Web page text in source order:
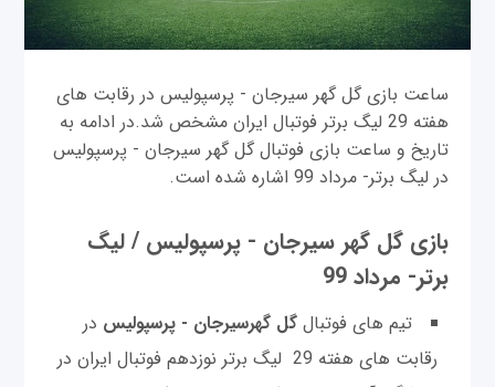
ساعت بازی گل گهر سیرجان - پرسپولیس در رقابت های
هفته 29 لیگ برتر فوتبال ایران مشخص شد.در ادامه به
تاریخ و ساعت بازی فوتبال گل گهر سیرجان - پرسپولیس
در لیگ برتر- مرداد 99 اشاره شده است.
بازی گل گهر سیرجان - پرسپولیس / لیگ
برتر- مرداد 99
تیم های فوتبالگل گهرسیرجان - پرسپولیس در
رقابت های هفته 29 لیگ برتر نوزدهم فوتبال ایران در